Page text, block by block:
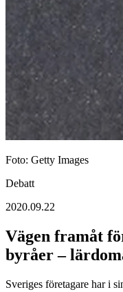
Foto: Getty Images
Debatt
2020.09.22
Vägen framåt
byråer –
Sveriges företagare har i